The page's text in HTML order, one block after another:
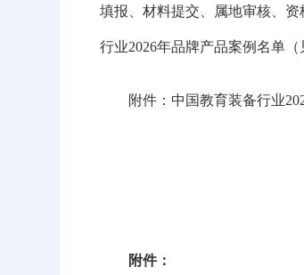
填报、材料提交、属地审核、
行业2026年品牌产品案例名单（
附件：中国教育装备行业
附件：